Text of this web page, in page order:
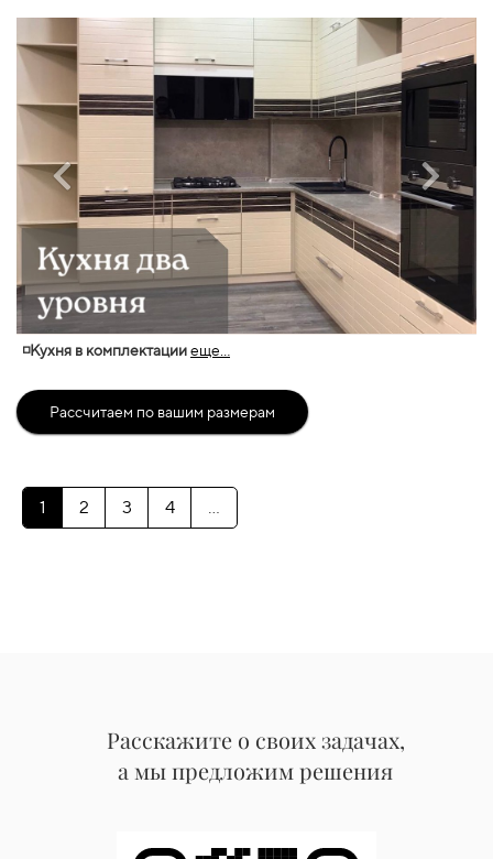
◽Кухня в комплектацииеще...
Рассчитаем по вашим размерам
1 2 3 4 ...
Расскажите о своих задачах,
а мы предложим решения